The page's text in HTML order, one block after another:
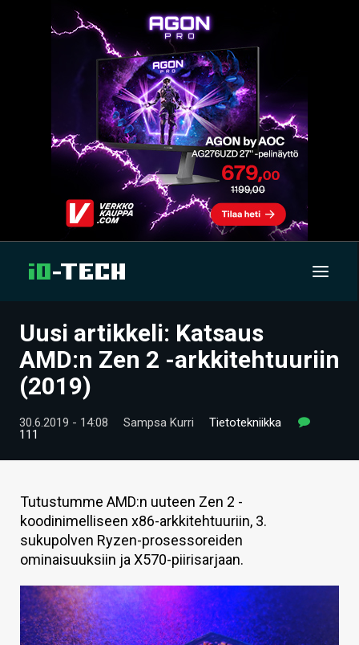
UUTISET
ARTIKKELIT
VIDEOT
HINTA.FI
KAUPPA
VAIHDA TEEMA
Uusi artikkeli: Katsaus
AMD:n Zen 2 -arkkitehtuuriin
(2019)
30.6.2019 - 14:08 Sampsa Kurri
Tietotekniikka
111
Tutustumme AMD:n uuteen Zen 2 -
koodinimelliseen x86-arkkitehtuuriin, 3.
sukupolven Ryzen-prosessoreiden
ominaisuuksiin ja X570-piirisarjaan.